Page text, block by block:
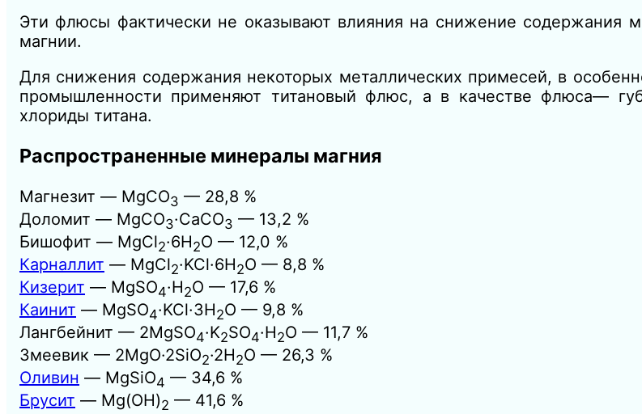
Эти флюсы фактически не оказывают влияния на снижение содержания
магнии.
Для снижения содержания некоторых металлических примесей, в
промышленности применяют титановый флюс, а в качестве флюса—
хлориды титана.
Распространенные минералы магния
Магнезит — MgCO3 — 28,8 %
Доломит — MgCO3·CaCO3 — 13,2 %
Бишофит — MgCl2·6H2O — 12,0 %
Карналлит — MgCl2·KCl·6H2O — 8,8 %
Кизерит — MgSO4·H2O — 17,6 %
Каинит — MgSO4·KCl·3H2O — 9,8 %
Лангбейнит — 2MgSO4·K2SO4·H2O — 11,7 %
Змеевик — 2MgO·2SiO2·2H2O — 26,3 %
Оливин — MgSiO4 — 34,6 %
Брусит — Mg(OH)2 — 41,6 %